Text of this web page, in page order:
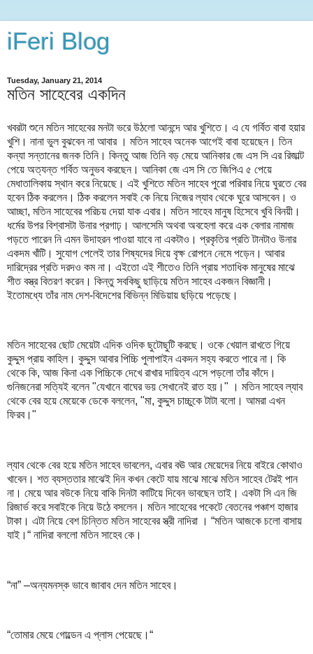
iFeri Blog
Tuesday, January 21, 2014
মতিন সাহেবের একদিন
খবরটা শুনে মতিন সাহেবের মনটা ভরে উঠলো আনন্দে আর খুশিতে। এ যে গর্বিত বাবা হয়ার
খুশি। নানা ভুল বুঝবেন না আবার । মতিন সাহেব অনেক আগেই বাবা হয়েছেন। তিন
কন্যা সন্তানের জনক তিনি। কিন্তু আজ তিনি বড় মেয়ে আনিকার জে এস সি এর রিজাল্ট
পেয়ে অত্যন্ত গর্বিত অনুভব করছেন। আনিকা জে এস সি তে জিপিএ ৫ পেয়ে
মেধাতালিকায় স্থান করে নিয়েছে। এই খুশিতে মতিন সাহেব পুরো পরিবার নিয়ে ঘুরতে বের
হবেন ঠিক করলেন। ঠিক করলেন সবাই কে নিয়ে নিজের ল্যাব থেকে ঘুরে আসবেন। ও
আচ্ছা, মতিন সাহেবের পরিচয় দেয়া যাক এবার। মতিন সাহেব মানুষ হিসেবে খুবি বিনয়ী।
ধর্মের উপর বিশ্বাসটা উনার প্রগাঢ়। আলসেমি অথবা অবহেলা করে এক বেলার নামাজ
পড়তে পারেন নি এমন উদাহরন পাওয়া যাবে না একটাও। প্রকৃতির প্রতি টানটাও উনার
একদম খাঁটি। সুযোগ পেলেই তার শিষ্যদের দিয়ে বৃক্ষ রোপনে নেমে পড়েন। আবার
দারিদ্রের প্রতি দরদও কম না। এইতো এই শীতেও তিনি প্রায় শতাধিক মানুষের মাঝে
শীত বস্ত্র বিতরণ করেন। কিন্তু সবকিছু ছাড়িয়ে মতিন সাহেব একজন বিজ্ঞানী।
ইতোমধ্যে তাঁর নাম দেশ-বিদেশের বিভিন্ন মিডিয়ায় ছড়িয়ে পড়েছে।
মতিন সাহেবের ছোট মেয়েটা এদিক ওদিক ছুটোছুটি করছে। ওকে খেয়াল রাখতে গিয়ে
কুদ্দুস প্রায় কাহিল। কুদ্দুস আবার পিচ্চি পুলাপাইন একদন সহ্য করতে পারে না। কি
থেকে কি, আজ কিনা এক পিচ্চিকে দেখে রাখার দায়িত্ব এসে পড়লো তাঁর কাঁদে।
গুনিজনেরা সত্যিই বলেন "যেখানে বাঘের ভয় সেখানেই রাত হয়।" । মতিন সাহেব ল্যাব
থেকে বের হয়ে মেয়েকে ডেকে বললেন, "মা, কুদ্দুস চাচ্চুকে টাটা বলো। আমরা এখন
ফিরব।"
ল্যাব থেকে বের হয়ে মতিন সাহেব ভাবলেন, এবার বঊ আর মেয়েদের নিয়ে বাইরে কোথাও
খাবেন। শত ব্যস্ততার মাঝেই দিন কখন কেটে যায় মাঝে মাঝে মতিন সাহেব টেরই পান
না। মেয়ে আর বউকে নিয়ে বাকি দিনটা কাটিয়ে দিবেন ভাবছেন তাই। একটা সি এন জি
রিজার্ভ করে সবাইকে নিয়ে উঠে বসলেন। মতিন সাহেবের পকেটে বেতনের পঞ্চাশ হাজার
টাকা। এটা নিয়ে বেশ চিন্তিত মতিন সাহেবের স্ত্রী নাদিরা । “মতিন আজকে চলো বাসায়
যাই।“ নাদিরা বললো মতিন সাহেব কে।
“না” –অন্যমনস্ক ভাবে জাবাব দেন মতিন সাহেব।
“তোমার মেয়ে গোল্ডেন এ প্লাস পেয়েছে।“